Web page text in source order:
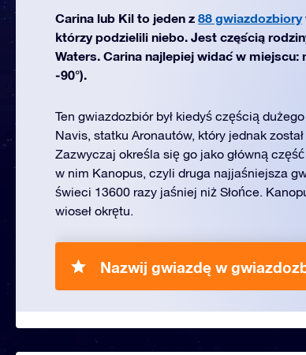
Carina lub Kil to jeden z 88 gwiazdozbiory
którzy podzielili niebo. Jest częścią
Waters. Carina najlepiej widać w miejscu:
-90°).
Ten gwiazdozbiór był kiedyś częścią
Navis, statku Aronautów, który jednak
Zazwyczaj określa się go jako główną
w nim Kanopus, czyli druga najjaśniejsza
świeci 13600 razy jaśniej niż Słońce.
wioseł okrętu.
Nazwij gwiazdę w